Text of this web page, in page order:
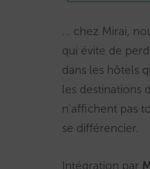
… chez Mirai,
qui évite de
dans les hôtels
les destinations
n’affichent pas
se différencier.
Intégration par